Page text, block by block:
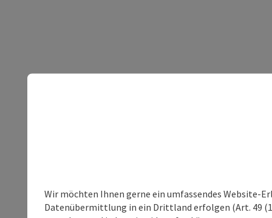
Wir möchten Ihnen gerne ein umfassendes Website-
Datenübermittlung in ein Drittland erfolgen (Art. 49